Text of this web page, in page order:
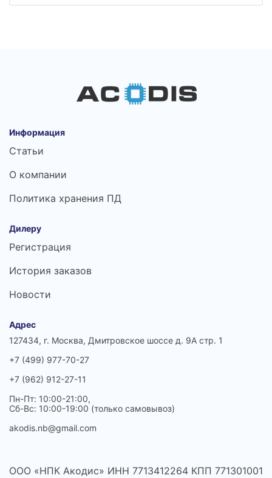
Информация
Статьи
О компании
Политика хранения ПД
Дилеру
Регистрация
История заказов
Новости
Адрес
127434, г. Москва, Дмитровское шоссе д. 9А стр. 1
+7 (499) 977-70-27
+7 (962) 912-27-11
Пн-Пт: 10:00-21:00,
Сб-Вс: 10:00-19:00 (только самовывоз)
akodis.nb@gmail.com
ООО «НПК Акодис» ИНН 7713412264 КПП 771301001